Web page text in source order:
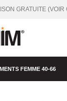
GRATUITE
FEMME 40-66